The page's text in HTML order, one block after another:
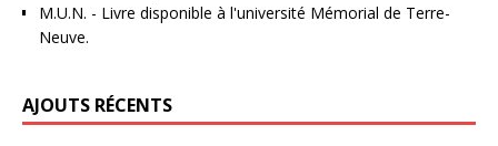
M.U.N. - Livre disponible à l'université Mémorial de Terre-
Neuve.
AJOUTS RÉCENTS